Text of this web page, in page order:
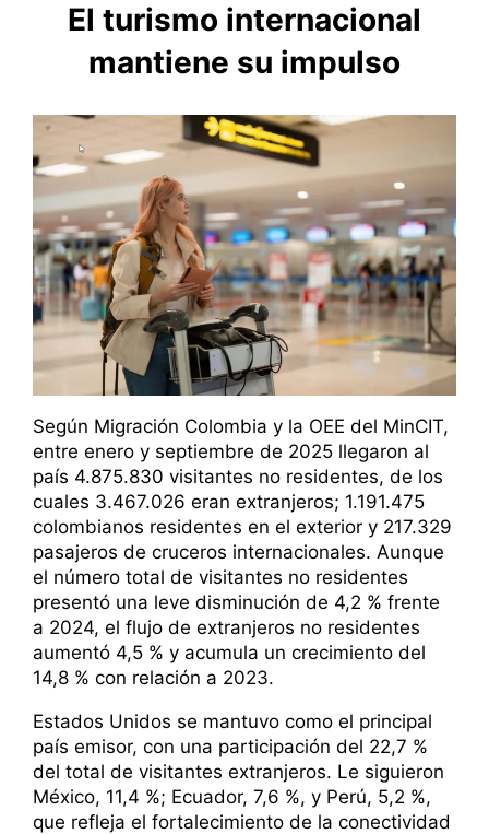
El turismo internacional
mantiene su impulso
Según Migración Colombia y la OEE del MinCIT,
entre enero y septiembre de 2025 llegaron al
país 4.875.830 visitantes no residentes, de los
cuales 3.467.026 eran extranjeros; 1.191.475
colombianos residentes en el exterior y 217.329
pasajeros de cruceros internacionales. Aunque
el número total de visitantes no residentes
presentó una leve disminución de 4,2 % frente
a 2024, el flujo de extranjeros no residentes
aumentó 4,5 % y acumula un crecimiento del
14,8 % con relación a 2023.
Estados Unidos se mantuvo como el principal
país emisor, con una participación del 22,7 %
del total de visitantes extranjeros. Le siguieron
México, 11,4 %; Ecuador, 7,6 %, y Perú, 5,2 %,
que refleja el fortalecimiento de la conectividad